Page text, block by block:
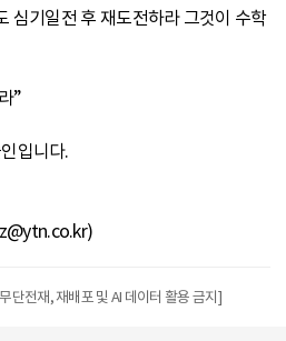
심기일전 후 재도전하라 그것이 수학
”
입니다.
단전재, 재배포 및 AI 데이터 활용 금지]